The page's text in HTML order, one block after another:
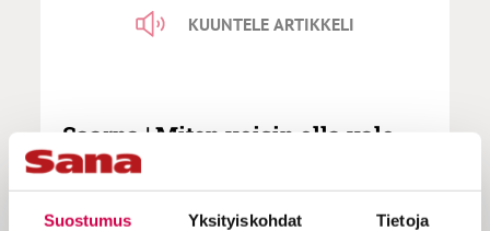
Suostumus Yksityiskohdat Tietoja
KUUNTELE ARTIKKELI
Saarna | Miten voisin olla valo,
joka hyödyttää muita?